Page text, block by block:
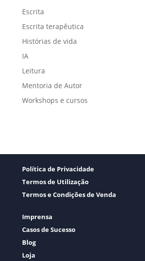
Escrita
Escrita terapêutica
Histórias de vida
IA
Leitura
Mentoria de Autor
Workshops e cursos
Política de Privacidade
Termos de Utilização
Termos e Condições de Venda
Imprensa
Casos de Sucesso
Blog
Loja